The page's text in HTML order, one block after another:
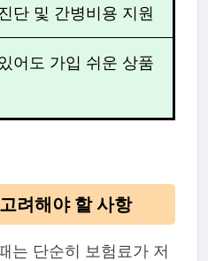
단 및 간병비용 지원
어도 가입 쉬운 상품
려해야 할 사항
는 단순히 보험료가 저